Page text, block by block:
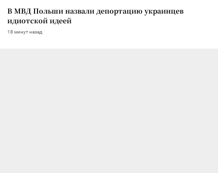
В МВД Польши назвали депортацию украинцев
идиотской идеей
18 минут назад